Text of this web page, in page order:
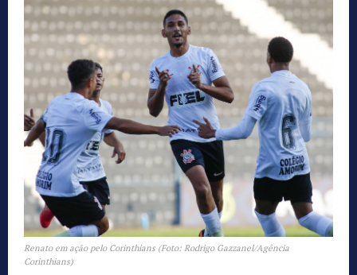
Renato em ação pelo Corinthians (Foto: Rodrigo Gazzanel/Agência
Corinthians)